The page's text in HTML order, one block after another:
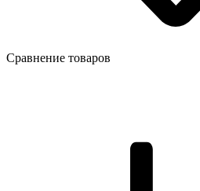
Сравнение товаров